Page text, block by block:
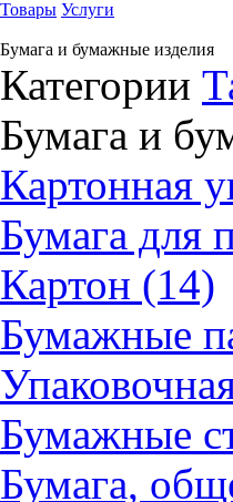
Товары Услуги
Бумага и бумажные изделия
Категории
Бумага и
Картонная
Бумага для
Картон (14)
Бумажные
Бумажные
Бумага,